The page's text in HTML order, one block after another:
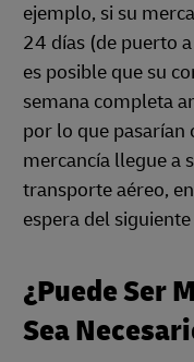
ejemplo, si su
24 días (de puerto
es posible que su
semana completa
por lo que pasarían
mercancía llegue a
transporte aéreo,
espera del
¿Puede Ser
Sea